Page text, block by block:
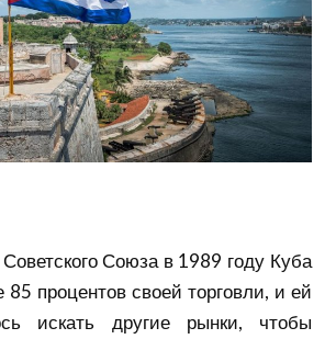
Союза в 1989 году Куба
85 процентов своей торговли, и ей
искать другие рынки, чтобы